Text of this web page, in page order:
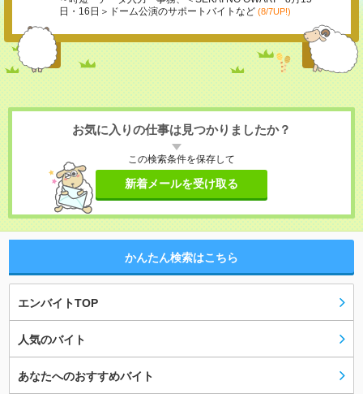
日・16日＞ドーム公演のサポートバイトなど (8/7UP!)
お気に入りの仕事は見つかりましたか？
この検索条件を保存して
新着メールを受け取る
かんたん検索はこちら
エンバイトTOP
人気のバイト
あなたへのおすすめバイト